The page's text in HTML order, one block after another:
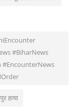
#BiharNews
#EncounterNews
हत्या